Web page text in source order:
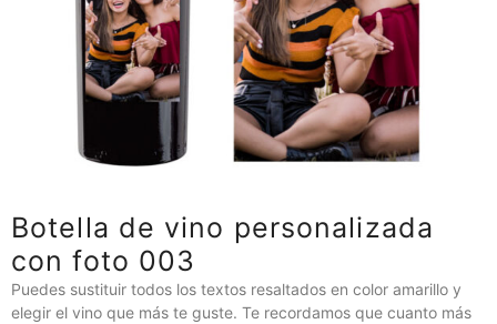
Botella de vino personalizada
con foto 003
Puedes sustituir todos los textos resaltados en color amarillo y
elegir el vino que más te guste. Te recordamos que cuanto más